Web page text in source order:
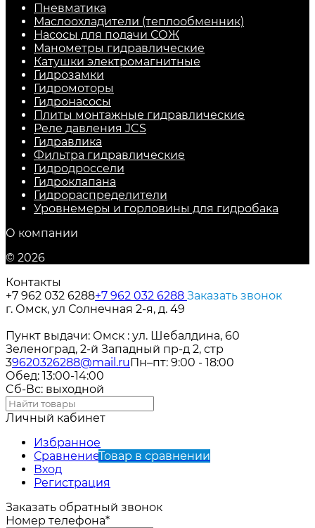
Пневматика
Маслоохладители (теплообменник)
Насосы для подачи СОЖ
Манометры гидравлические
Катушки электромагнитные
Гидрозамки
Гидромоторы
Гидронасосы
Плиты монтажные гидравлические
Реле давления JCS
Гидравлика
Фильтра гидравлические
Гидродроссели
Гидроклапана
Гидрораспределители
Уровнемеры и горловины для гидробака
О компании
© 2026
Контакты
+7 962 032 6288+7 962 032 6288 Заказать звонок
г. Омск, ул Солнечная 2-я, д. 49
Пункт выдачи: Омск : ул. Шебалдина, 60
Зеленоград, 2-й Западный пр-д 2, стр
39620326288@mail.ruПн–пт: 9:00 - 18:00
Обед: 13:00-14:00
Cб-Вс: выходной
Личный кабинет
Избранное
СравнениеТовар в сравнении
Вход
Регистрация
Заказать обратный звонок
Номер телефона*